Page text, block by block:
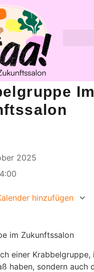
Im
2025
hinzufügen
im Zukunftssalon
einer
haben, sondern auch